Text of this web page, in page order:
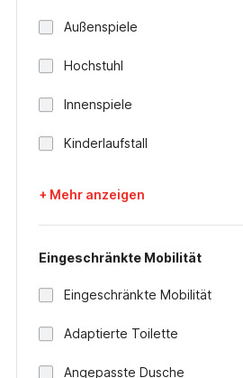
Außenspiele
Hochstuhl
Innenspiele
Kinderlaufstall
+ Mehr anzeigen
Eingeschränkte Mobilität
Eingeschränkte Mobilität
Adaptierte Toilette
Angepasste Dusche